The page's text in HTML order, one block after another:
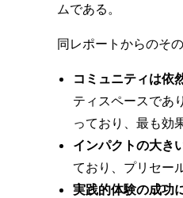
ムである。
同レポートからのそ
コミュニティは依
ティスペースであ
っており、最も効
インパクトの大き
ており、プリセー
実践的体験の成功